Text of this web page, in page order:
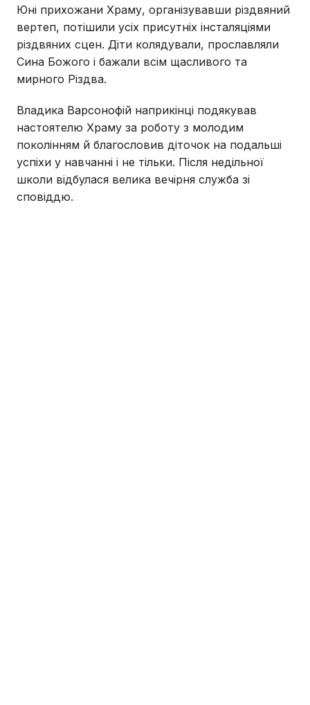
Юні прихожани Храму, організувавши різдвяний
вертеп, потішили усіх присутніх інсталяціями
різдвяних сцен. Діти колядували, прославляли
Сина Божого і бажали всім щасливого та
мирного Різдва.
Владика Варсонофій наприкінці подякував
настоятелю Храму за роботу з молодим
поколінням й благословив діточок на подальші
успіхи у навчанні і не тільки. Після недільної
школи відбулася велика вечірня служба зі
сповіддю.